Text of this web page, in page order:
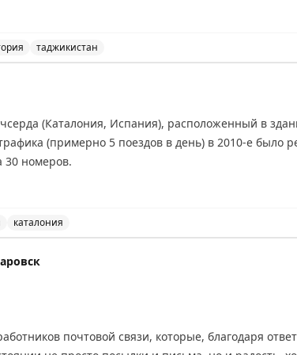
всё на свете. Сначала не хотели брать денег,
спокойный, и понаблюдать за людьми. Это
таджикистан
(Каталония, Испания), расположенный в
(примерно 5 поездов в день) в 2010-е было
30 номеров.
каталония
почтовой связи, которые, благодаря